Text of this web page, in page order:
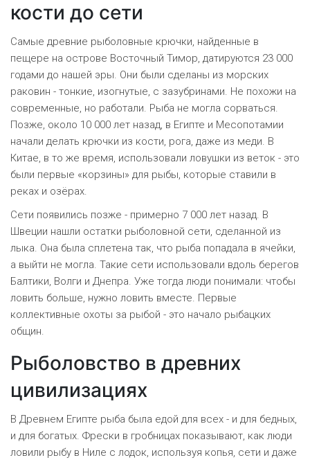
кости до сети
Самые древние рыболовные крючки, найденные в
пещере на острове Восточный Тимор, датируются 23 000
годами до нашей эры. Они были сделаны из морских
раковин - тонкие, изогнутые, с зазубринами. Не похожи на
современные, но работали. Рыба не могла сорваться.
Позже, около 10 000 лет назад, в Египте и Месопотамии
начали делать крючки из кости, рога, даже из меди. В
Китае, в то же время, использовали ловушки из веток - это
были первые «корзины» для рыбы, которые ставили в
реках и озёрах.
Сети появились позже - примерно 7 000 лет назад. В
Швеции нашли остатки рыболовной сети, сделанной из
лыка. Она была сплетена так, что рыба попадала в ячейки,
а выйти не могла. Такие сети использовали вдоль берегов
Балтики, Волги и Днепра. Уже тогда люди понимали: чтобы
ловить больше, нужно ловить вместе. Первые
коллективные охоты за рыбой - это начало рыбацких
общин.
Рыболовство в древних
цивилизациях
В Древнем Египте рыба была едой для всех - и для бедных,
и для богатых. Фрески в гробницах показывают, как люди
ловили рыбу в Ниле с лодок, используя копья, сети и даже